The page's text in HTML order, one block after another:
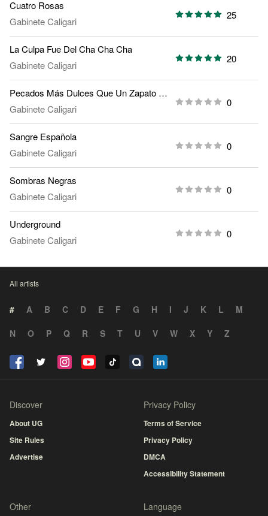
Cuatro Rosas
Gabinete Caligari
25
La Culpa Fue Del Cha Cha Cha
Gabinete Caligari
20
Pecados Más Dulces Que Un Zapato De Raso
Gabinete Caligari
0
Sangre Española
Gabinete Caligari
0
Sombras Negras
Gabinete Caligari
0
Underground
Gabinete Caligari
0
All artists
# A B C D E F G H I J K L
M
N
O P Q R S T U V W X Y Z
Discover
About UG
Site Rules
Advertise
Privacy Policy
Terms of Service
Privacy Policy
DMCA
Accessibility Statement
Other Language